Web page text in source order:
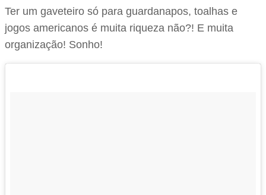
Ter um gaveteiro só para guardanapos, toalhas e
jogos americanos é muita riqueza não?! E muita
organização! Sonho!